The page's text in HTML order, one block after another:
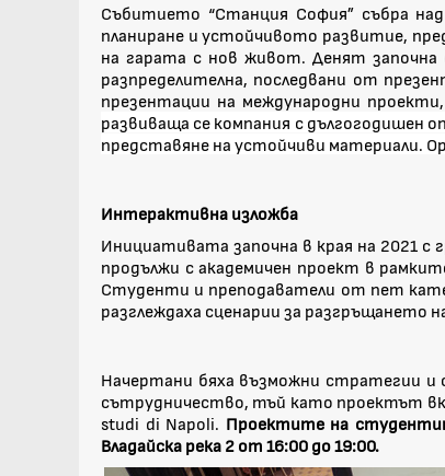
Събитието “Станция София” събра
планиране и устойчивото развитие,
на гарата с нов живот. Денят
разпределителна, последвани от
презентации на международни
развиваща се компания с дългогодишен
представяне на устойчиви материали.
Интерактивна изложба
Инициативата започна в края на 2021
продължи с академичен проект в
Студенти и преподаватели от пет
разглеждаха сценарии за разгръщането
Начертани бяха възможни стратегии и
сътрудничество, тъй като проектът
studi di Napoli. Проектите на
Владайска река 2 от 16:00 до 19:00.